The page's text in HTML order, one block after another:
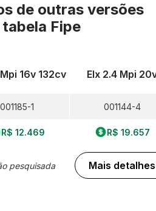
de outras versões
Fipe
16v 132cv
001185-1
R$ 12.469
pesquisada
Elx 2.4 Mpi
001144-4
R$ 19.657
Mais detalhes